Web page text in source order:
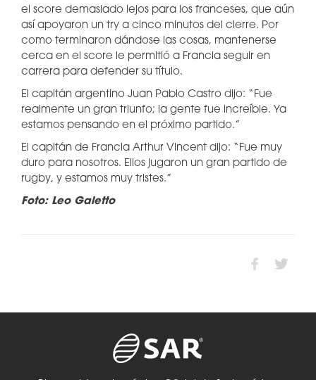
el score demasiado lejos para los franceses, que aún
así apoyaron un try a cinco minutos del cierre. Por
como terminaron dándose las cosas, mantenerse
cerca en el score le permitió a Francia seguir en
carrera para defender su título.
El capitán argentino Juan Pablo Castro dijo: “Fue
realmente un gran triunfo; la gente fue increíble. Ya
estamos pensando en el próximo partido.”
El capitán de Francia Arthur Vincent dijo: “Fue muy
duro para nosotros. Ellos jugaron un gran partido de
rugby, y estamos muy tristes.”
Foto: Leo Galetto